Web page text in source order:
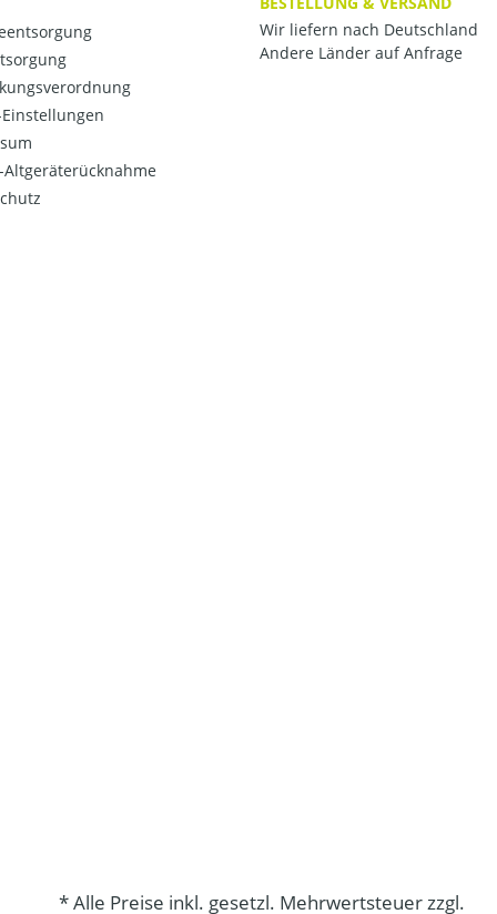
Einstellungen
Altgeräterücknahme
Wir liefern nach Deutschland
Andere Länder auf Anfrage
* Alle Preise inkl. gesetzl. Mehrwertsteuer zzgl.